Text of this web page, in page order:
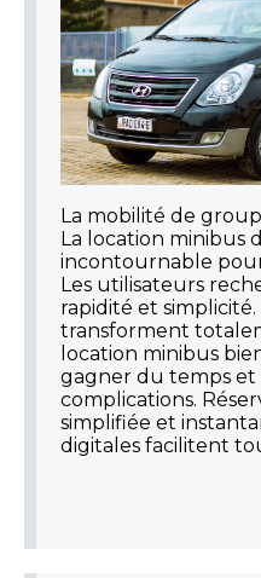
La mobilité de
La location minibus
incontournable
Les utilisateurs
rapidité et
transforment
location minibus
gagner du temps et
complications.
simplifiée et
digitales facilitent